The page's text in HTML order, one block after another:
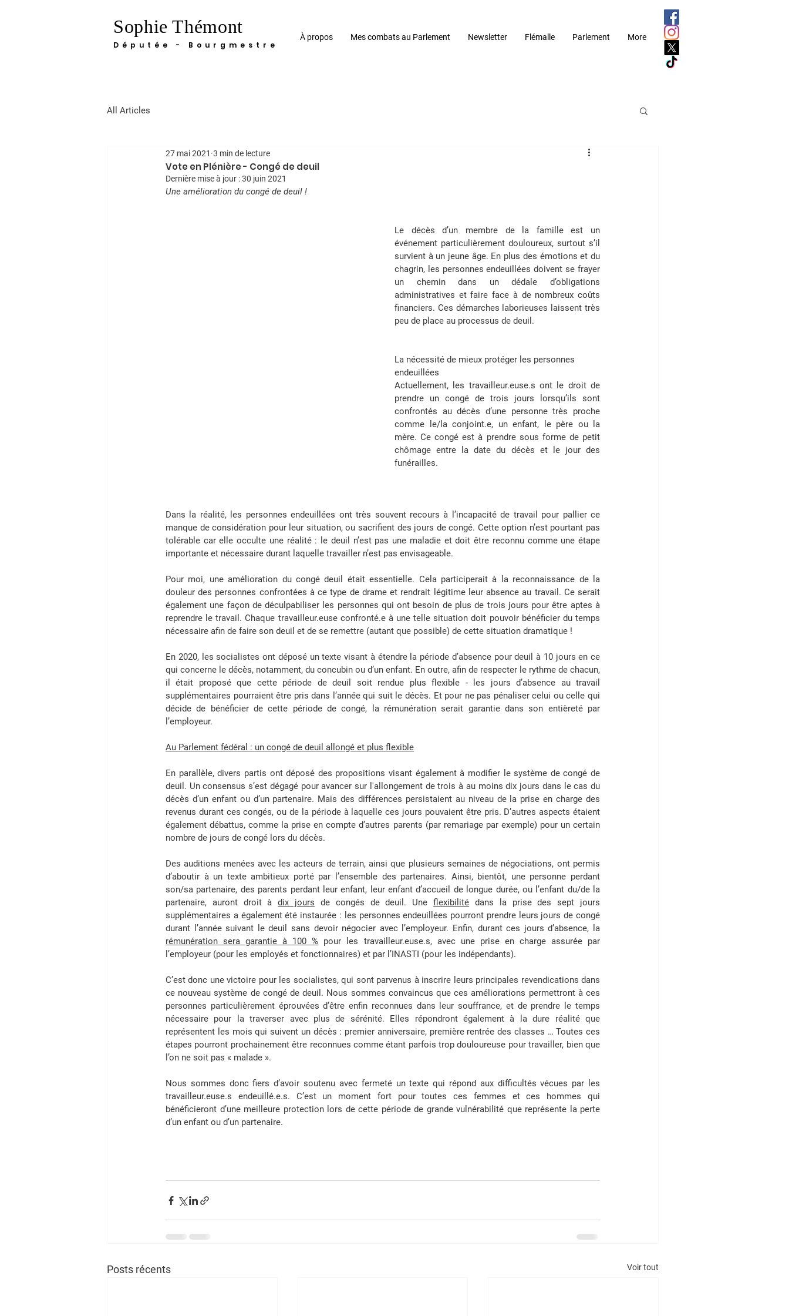
Sophie Thémont À propos Mes combats au Parlement Newsletter Flémalle Parlement More
Députée - Bourgmestre
All Articles
Vote en Plénière - Congé de deuil
27 mai 2021 3 min de lecture
Dernière mise à jour :30 juin 2021
Une amélioration du congé de deuil !
Le décès d’un membre de la famille est un
événement particulièrement douloureux, surtout s’il
survient à un jeune âge. En plus des émotions et du
chagrin, les personnes endeuillées doivent se frayer
un chemin dans un dédale d’obligations
administratives et faire face à de nombreux coûts
financiers. Ces démarches laborieuses laissent très
peu de place au processus de deuil.
La nécessité de mieux protéger les personnes
endeuillées
Actuellement, les travailleur.euse.s ont le droit de
prendre un congé de trois jours lorsqu’ils sont
confrontés au décès d’une personne très proche
comme le/la conjoint.e, un enfant, le père ou la
mère. Ce congé est à prendre sous forme de petit
chômage entre la date du décès et le jour des
funérailles.
Dans la réalité, les personnes endeuillées ont très souvent recours à l’incapacité de travail pour pallier ce
manque de considération pour leur situation, ou sacrifient des jours de congé. Cette option n’est pourtant pas
tolérable car elle occulte une réalité : le deuil n’est pas une maladie et doit être reconnu comme une étape
importante et nécessaire durant laquelle travailler n’est pas envisageable.
Pour moi, une amélioration du congé deuil était essentielle. Cela participerait à la reconnaissance de la
douleur des personnes confrontées à ce type de drame et rendrait légitime leur absence au travail. Ce serait
également une façon de déculpabiliser les personnes qui ont besoin de plus de trois jours pour être aptes à
reprendre le travail. Chaque travailleur.euse confronté.e à une telle situation doit pouvoir bénéficier du temps
nécessaire afin de faire son deuil et de se remettre (autant que possible) de cette situation dramatique !
En 2020, les socialistes ont déposé un texte visant à étendre la période d’absence pour deuil à 10 jours en ce
qui concerne le décès, notamment, du concubin ou d’un enfant. En outre, afin de respecter le rythme de chacun,
il était proposé que cette période de deuil soit rendue plus flexible - les jours d’absence au travail
supplémentaires pourraient être pris dans l’année qui suit le décès. Et pour ne pas pénaliser celui ou celle qui
décide de bénéficier de cette période de congé, la rémunération serait garantie dans son entièreté par
l’employeur.
Au Parlement fédéral : un congé de deuil allongé et plus flexible
En parallèle, divers partis ont déposé des propositions visant également à modifier le système de congé de
deuil. Un consensus s’est dégagé pour avancer sur l'allongement de trois à au moins dix jours dans le cas du
décès d’un enfant ou d’un partenaire. Mais des différences persistaient au niveau de la prise en charge des
revenus durant ces congés, ou de la période à laquelle ces jours pouvaient être pris. D’autres aspects étaient
également débattus, comme la prise en compte d’autres parents (par remariage par exemple) pour un certain
nombre de jours de congé lors du décès.
Des auditions menées avec les acteurs de terrain, ainsi que plusieurs semaines de négociations, ont permis
d’aboutir à un texte ambitieux porté par l’ensemble des partenaires. Ainsi, bientôt, une personne perdant
son/sa partenaire, des parents perdant leur enfant, leur enfant d’accueil de longue durée, ou l’enfant du/de la
partenaire, auront droit à dix jours de congés de deuil. Une flexibilité dans la prise des sept jours
supplémentaires a également été instaurée : les personnes endeuillées pourront prendre leurs jours de congé
rémunération sera garantie à 100 % pour les travailleur.euse.s, avec une prise en charge assurée par
l’employeur (pour les employés et fonctionnaires) et par l’INASTI (pour les indépendants).
C’est donc une victoire pour les socialistes, qui sont parvenus à inscrire leurs principales revendications dans
ce nouveau système de congé de deuil. Nous sommes convaincus que ces améliorations permettront à ces
personnes particulièrement éprouvées d’être enfin reconnues dans leur souffrance, et de prendre le temps
nécessaire pour la traverser avec plus de sérénité. Elles répondront également à la dure réalité que
représentent les mois qui suivent un décès : premier anniversaire, première rentrée des classes … Toutes ces
étapes pourront prochainement être reconnues comme étant parfois trop douloureuse pour travailler, bien que
l’on ne soit pas « malade ».
Nous sommes donc fiers d’avoir soutenu avec fermeté un texte qui répond aux difficultés vécues par les
travailleur.euse.s endeuillé.e.s. C’est un moment fort pour toutes ces femmes et ces hommes qui
bénéficieront d’une meilleure protection lors de cette période de grande vulnérabilité que représente la perte
d’un enfant ou d’un partenaire.
Posts récents Voir tout